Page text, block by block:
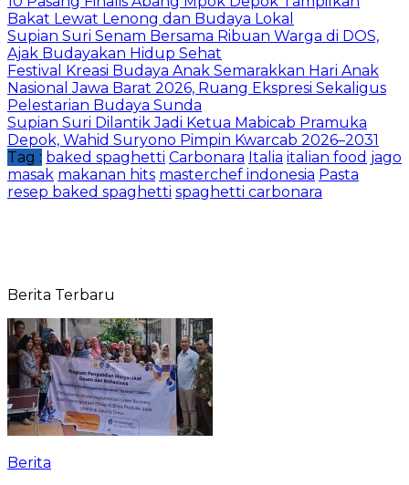
Bakat Lewat Lenong dan Budaya Lokal
Supian Suri Senam Bersama Ribuan Warga di DOS,
Ajak Budayakan Hidup Sehat
Festival Kreasi Budaya Anak Semarakkan Hari Anak
Nasional Jawa Barat 2026, Ruang Ekspresi Sekaligus
Pelestarian Budaya Sunda
Supian Suri Dilantik Jadi Ketua Mabicab Pramuka
Depok, Wahid Suryono Pimpin Kwarcab 2026–2031
Tag : baked spaghetti Carbonara Italia italian food jago
masak makanan hits masterchef indonesia Pasta
resep baked spaghetti spaghetti carbonara
Berita Terbaru
Berita